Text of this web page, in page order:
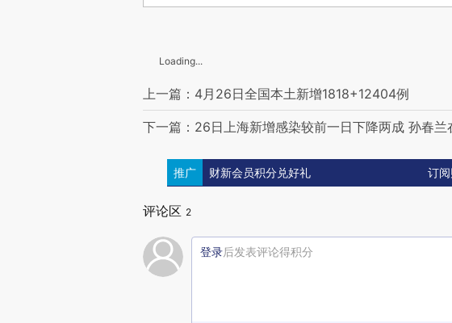
Loading...
上一篇：4月26日全国本土新增1818+12404例
下一篇：26日上海新增感染较前一日下降两成 孙春
推广 财新会员积分兑好礼 订
评论区 2
登录后发表评论得积分